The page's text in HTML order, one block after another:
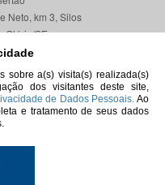
sobre a(s) visita(s) realizada(s)
dos visitantes deste site,
de Dados Pessoais. Ao
e tratamento de seus dados
Neto, km 3, Silos
Glória/SE
000
reservados.